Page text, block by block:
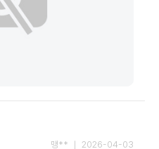
맹** ｜ 2026-04-03